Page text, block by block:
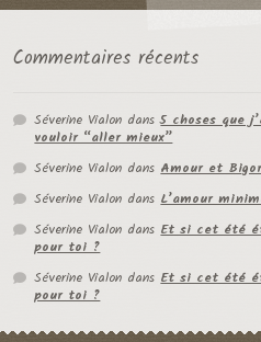
Commentaires récents
Séverine Vialon dans5 choses que
vouloir “aller mieux”
Séverine Vialon dansAmour et
Séverine Vialon dansL’amour
Séverine Vialon dansEt si cet été
pour toi ?
Séverine Vialon dansEt si cet été
pour toi ?